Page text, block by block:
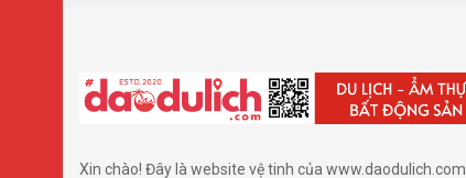
Xin chào! Đây là website vệ tinh của www.daodulich.com